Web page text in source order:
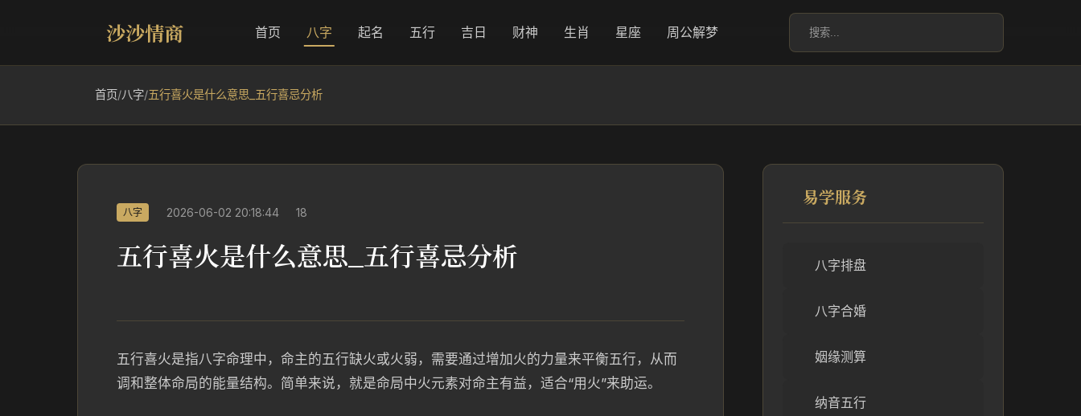
沙沙情商 首页 八字 起名 五行 吉日 财神 生肖 星座 周公解梦
首页/八字/五行喜火是什么意思_五行喜忌分析
八字 2026-06-02 20:18:44 18
五行喜火是什么意思_五行喜忌分析
五行喜火是指八字命理中，命主的五行缺火或火弱，需要通过增加火的力量来平衡五行，从而
调和整体命局的能量结构。简单来说，就是命局中火元素对命主有益，适合“用火”来助运。
易学服务
八字排盘
八字合婚
姻缘测算
纳音五行